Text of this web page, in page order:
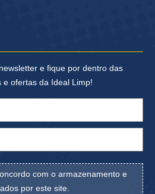
e fique por dentro das
e ofertas da Ideal Limp!
com o armazenamento e
por este site.